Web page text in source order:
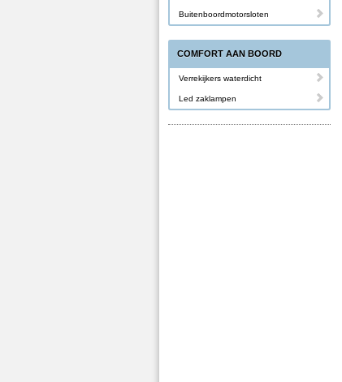
Buitenboordmotorsloten
COMFORT AAN BOORD
Verrekijkers waterdicht
Led zaklampen